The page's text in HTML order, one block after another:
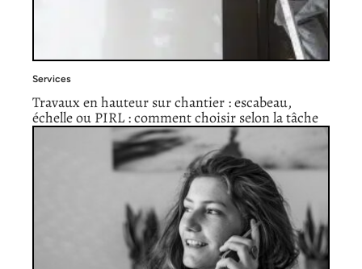
Services
Travaux en hauteur sur chantier : escabeau,
échelle ou PIRL : comment choisir selon la tâche